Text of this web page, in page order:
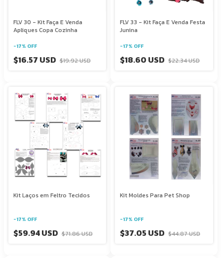
FLV 30 - Kit Faça E Venda
Apliques Copa Cozinha
-17% OFF
$16.57 USD $19.92 USD
FLV 33 - Kit Faça E Venda Festa
Junina
-17% OFF
$18.60 USD $22.34 USD
Kit Laços em Feltro Tecidos
-17% OFF
$59.94 USD $71.86 USD
Kit Moldes Para Pet Shop
-17% OFF
$37.05 USD $44.87 USD